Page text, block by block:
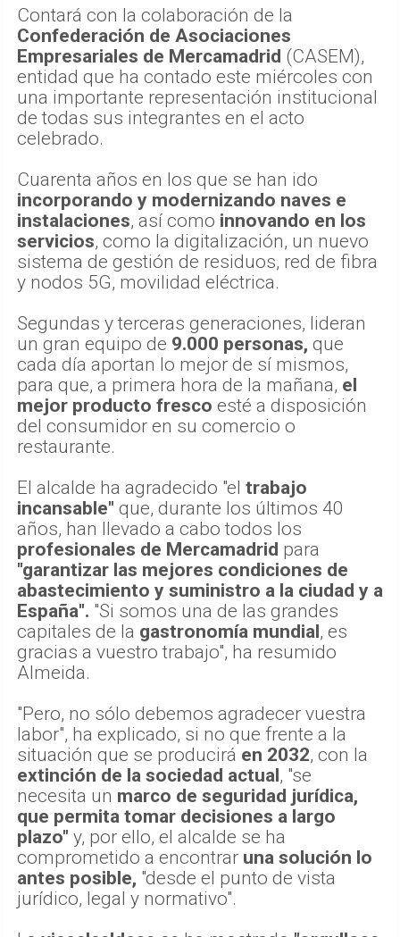
Contará con la colaboración de la
Confederación de Asociaciones
Empresariales de Mercamadrid (CASEM),
entidad que ha contado este miércoles con
una importante representación institucional
de todas sus integrantes en el acto
celebrado.
Cuarenta años en los que se han ido
incorporando y modernizando naves e
instalaciones, así como innovando en los
servicios, como la digitalización, un nuevo
sistema de gestión de residuos, red de fibra
y nodos 5G, movilidad eléctrica.
Segundas y terceras generaciones, lideran
un gran equipo de 9.000 personas, que
cada día aportan lo mejor de sí mismos,
para que, a primera hora de la mañana, el
mejor producto fresco esté a disposición
del consumidor en su comercio o
restaurante.
El alcalde ha agradecido "el trabajo
incansable" que, durante los últimos 40
años, han llevado a cabo todos los
profesionales de Mercamadrid para
"garantizar las mejores condiciones de
abastecimiento y suministro a la ciudad y a
España". "Si somos una de las grandes
capitales de la gastronomía mundial, es
gracias a vuestro trabajo", ha resumido
Almeida.
"Pero, no sólo debemos agradecer vuestra
labor", ha explicado, si no que frente a la
situación que se producirá en 2032, con la
extinción de la sociedad actual, "se
necesita un marco de seguridad jurídica,
que permita tomar decisiones a largo
plazo" y, por ello, el alcalde se ha
comprometido a encontrar una solución lo
antes posible, "desde el punto de vista
jurídico, legal y normativo".